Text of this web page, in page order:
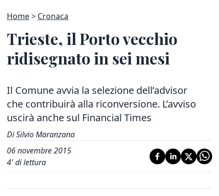
Home Cronaca
Trieste, il Porto vecchio
ridisegnato in sei mesi
Il Comune avvia la selezione dell’advisor
che contribuirà alla riconversione. L’avviso
uscirà anche sul Financial Times
Di Silvio Maranzana
06 novembre 2015
4' di lettura